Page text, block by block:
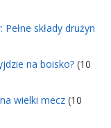
składy drużyn
na boisko? (10
wielki mecz (10